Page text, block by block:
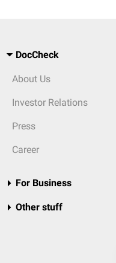
DocCheck
About Us
Investor Relations
Press
Career
For Business
Other stuff